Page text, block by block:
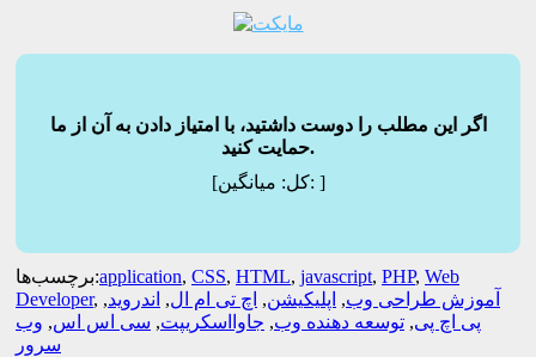
اگر این مطلب را دوست داشتید، با امتیاز دادن به آن از ما
حمایت کنید.
[کل:میانگین: ]
برچسب‌ها:application, CSS, HTML, javascript, PHP, Web
Developer, آموزش طراحی وب, اپلیکیشن, اچ تی ام ال, اندروید,
پی اچ پی, توسعه دهنده وب, جاوااسکریپت, سی اس اس, وب
سرور